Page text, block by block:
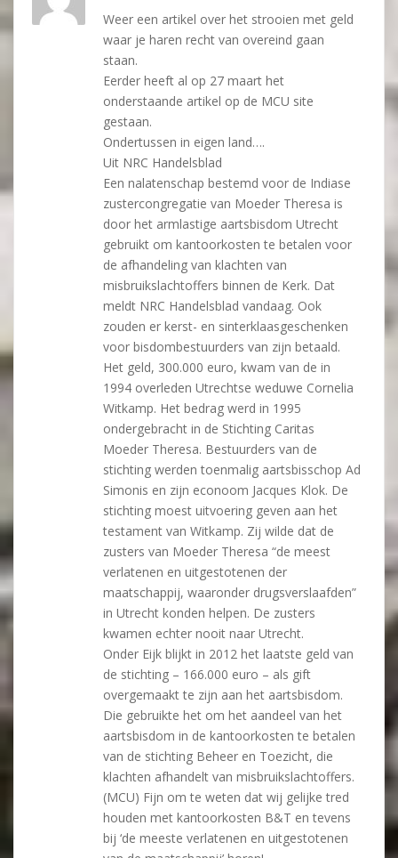
Weer een artikel over het strooien met geld
waar je haren recht van overeind gaan
staan.
Eerder heeft al op 27 maart het
onderstaande artikel op de MCU site
gestaan.
Ondertussen in eigen land….
Uit NRC Handelsblad
Een nalatenschap bestemd voor de Indiase
zustercongregatie van Moeder Theresa is
door het armlastige aartsbisdom Utrecht
gebruikt om kantoorkosten te betalen voor
de afhandeling van klachten van
misbruikslachtoffers binnen de Kerk. Dat
meldt NRC Handelsblad vandaag. Ook
zouden er kerst- en sinterklaasgeschenken
voor bisdombestuurders van zijn betaald.
Het geld, 300.000 euro, kwam van de in
1994 overleden Utrechtse weduwe Cornelia
Witkamp. Het bedrag werd in 1995
ondergebracht in de Stichting Caritas
Moeder Theresa. Bestuurders van de
stichting werden toenmalig aartsbisschop Ad
Simonis en zijn econoom Jacques Klok. De
stichting moest uitvoering geven aan het
testament van Witkamp. Zij wilde dat de
zusters van Moeder Theresa “de meest
verlatenen en uitgestotenen der
maatschappij, waaronder drugsverslaafden”
in Utrecht konden helpen. De zusters
kwamen echter nooit naar Utrecht.
Onder Eijk blijkt in 2012 het laatste geld van
de stichting – 166.000 euro – als gift
overgemaakt te zijn aan het aartsbisdom.
Die gebruikte het om het aandeel van het
aartsbisdom in de kantoorkosten te betalen
van de stichting Beheer en Toezicht, die
klachten afhandelt van misbruikslachtoffers.
(MCU) Fijn om te weten dat wij gelijke tred
houden met kantoorkosten B&T en tevens
bij ‘de meeste verlatenen en uitgestotenen